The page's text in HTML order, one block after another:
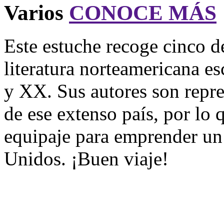
Varios CONOCE MÁS
Este estuche recoge cinco
literatura norteamericana
y XX. Sus autores son
de ese extenso país, por lo
equipaje para emprender
Unidos. ¡Buen viaje!